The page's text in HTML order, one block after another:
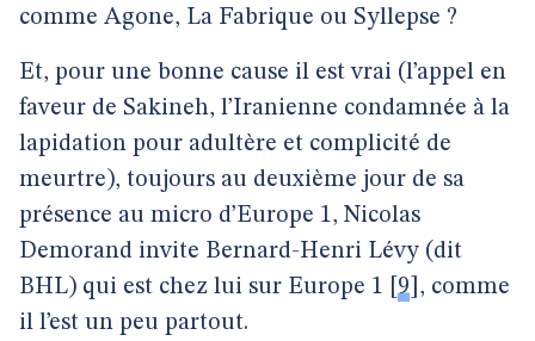
comme Agone, La Fabrique ou Syllepse ?
Et, pour une bonne cause il est vrai (l’appel en
faveur de Sakineh, l’Iranienne condamnée à la
lapidation pour adultère et complicité de
meurtre), toujours au deuxième jour de sa
présence au micro d’Europe 1, Nicolas
Demorand invite Bernard-Henri Lévy (dit
BHL) qui est chez lui sur Europe 1
9 , comme
il l’est un peu partout.